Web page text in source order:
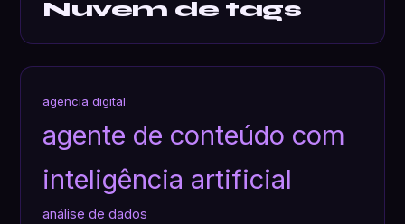
Nuvem de tags
agencia digital
agente de conteúdo com
inteligência artificial
análise de dados